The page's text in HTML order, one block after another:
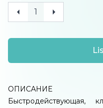
ОПИСАНИЕ
Быстродействующая,